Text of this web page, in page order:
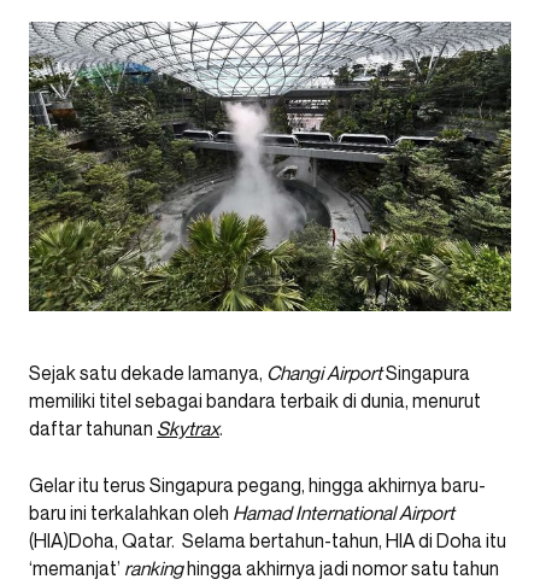
Sejak satu dekade lamanya, Changi AirportSingapura
memiliki titel sebagai bandara terbaik di dunia, menurut
daftar tahunan Skytrax.
Gelar itu terus Singapura pegang, hingga akhirnya baru-
baru ini terkalahkan oleh Hamad International Airport
(HIA)Doha, Qatar. Selama bertahun-tahun, HIA di Doha itu
‘memanjat’ rankinghingga akhirnya jadi nomor satu tahun